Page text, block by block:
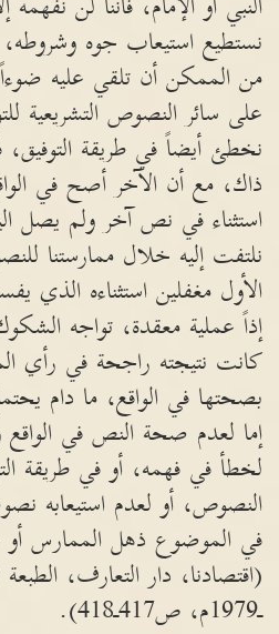
نستطيع استيعاب جوه وشروطه،
من الممكن أن تلقي عليه
على سائر النصوص التشريعية
نخطئ أيضاً في طريقة
ذاك، مع أن الآخر أصح في
استثناء في نص آخر ولم يصل
نلتفت إليه خلال ممارستنا
الأول مغفلين استثناءه الذي
إذاً عملية معقدة، تواجه
كانت نتيجته راجحة في رأي
بصحتها في الواقع، ما دام
إما لعدم صحة النص في
لخطأ في فهمه، أو في طريقة
النصوص، أو لعدم استيعابه
في الموضوع ذهل الممارس أو
ـ1979م، ص417ـ418).